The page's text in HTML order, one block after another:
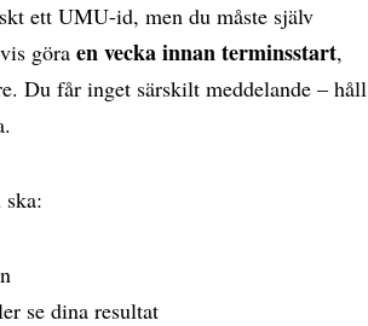
ett UMU-id, men du måste själv
göra en vecka innan terminsstart,
Du får inget särskilt meddelande – håll
se dina resultat